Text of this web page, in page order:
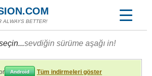
ALWAYS BETTER!
sevdiğin sürüme aşağı in!
Android Tüm indirmeleri göster